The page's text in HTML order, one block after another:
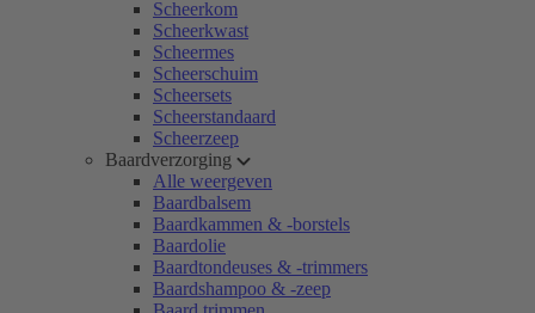
Scheerkom
Scheerkwast
Scheermes
Scheerschuim
Scheersets
Scheerstandaard
Scheerzeep
Baardverzorging
Alle weergeven
Baardbalsem
Baardkammen & -borstels
Baardolie
Baardtondeuses & -trimmers
Baardshampoo & -zeep